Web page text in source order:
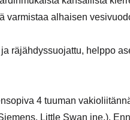
varmistaa alhaisen
räjähdyssuojattu, helppo
4 tuuman
Little Swan jne.).